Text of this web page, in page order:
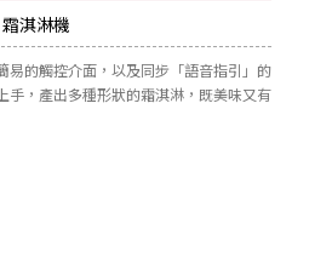
淇淋機
易的觸控介面，以及同步「語音指引」的
手，產出多種形狀的霜淇淋，既美味又有